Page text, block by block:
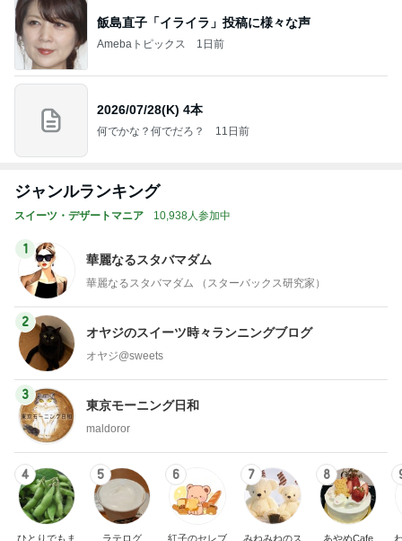
飯島直子「イライラ」投稿に様々な声
Amebaトピックス 1日前
2026/07/28(K) 4本
何でかな？何でだろ？ 11日前
ジャンルランキング
スイーツ・デザートマニア 10,938人参加中
1
華麗なるスタバマダム
華麗なるスタバマダム （スターバックス研究家）
2
オヤジのスイーツ時々ランニングブログ
オヤジ@sweets
3
東京モーニング日和
maldoror
4
ひとりでもま
5
ラテログ
6
紅子のセレブ
7
みねみねのス
8
あやめCafe